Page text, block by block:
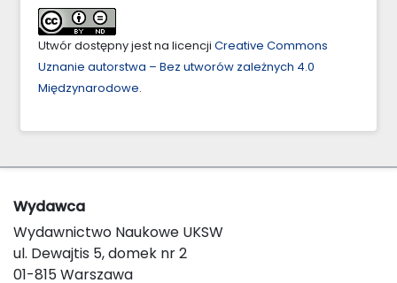
Utwór dostępny jest na licencji Creative Commons
Uznanie autorstwa – Bez utworów zależnych 4.0
Międzynarodowe.
Wydawca
Wydawnictwo Naukowe UKSW
ul. Dewajtis 5, domek nr 2
01-815 Warszawa